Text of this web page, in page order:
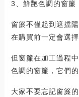
3、鮮艷色調的窗簾
窗簾不僅起到遮擋
在購買前一定會選
但窗簾在加工過程
色調的窗簾，它們
大家不要忘記窗簾